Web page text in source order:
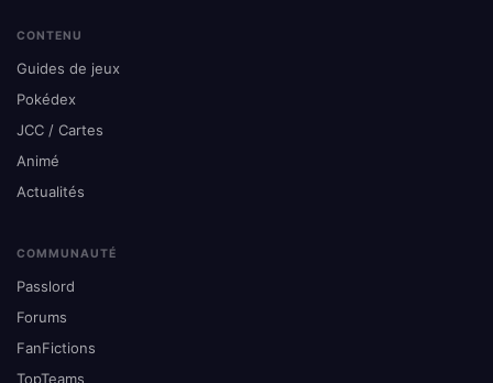
CONTENU
Guides de jeux
Pokédex
JCC / Cartes
Animé
Actualités
COMMUNAUTÉ
Passlord
Forums
FanFictions
TopTeams